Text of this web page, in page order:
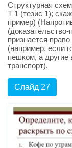
Структурная
Т 1 (тезис 1);
пример)
признается
(например, если
пешком, а другие
транспорт).
Слайд 27